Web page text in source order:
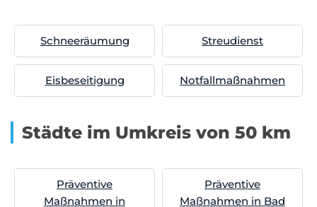
Schneeräumung Streudienst
Eisbeseitigung Notfallmaßnahmen
Städte im Umkreis von 50 km
Präventive
Maßnahmen in
Präventive
Maßnahmen in Bad